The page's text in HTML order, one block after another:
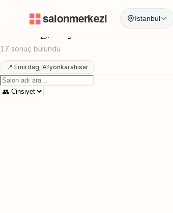
İstanbul
/
Emirdag, Afyonkarahisar Ombre
17 sonuç bulundu
📍 Emirdag, Afyonkarahisar